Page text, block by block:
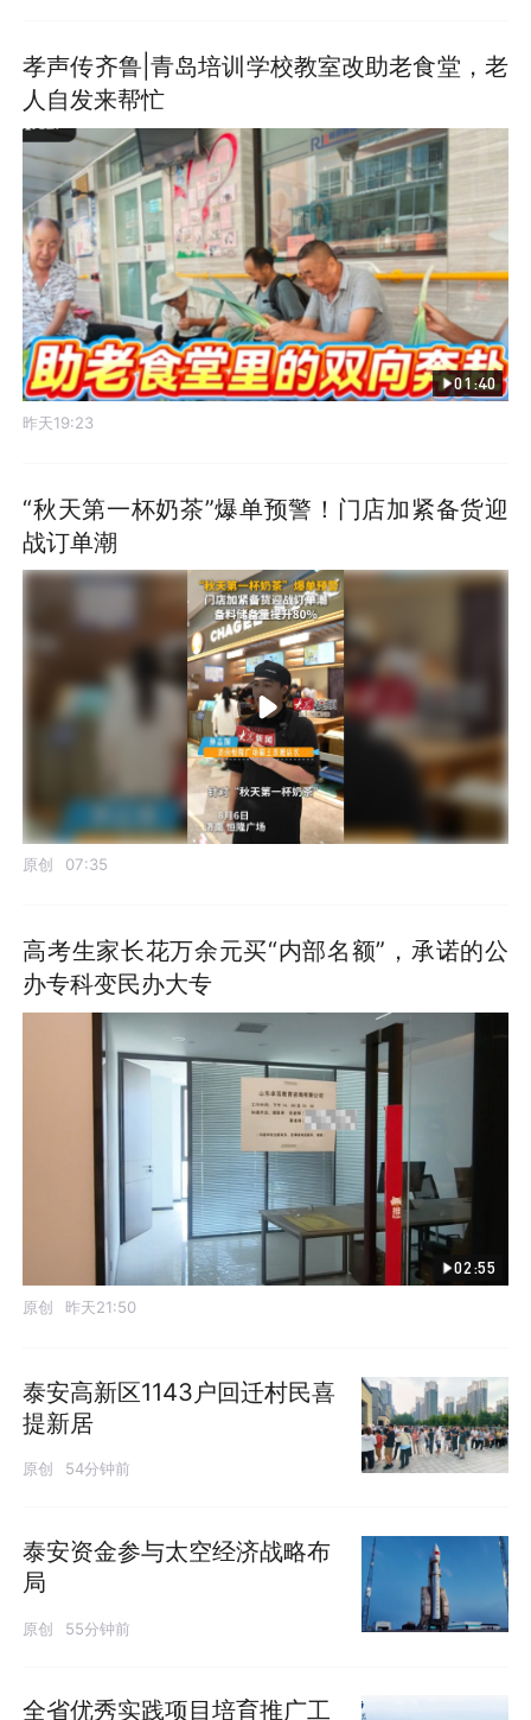
孝声传齐鲁|青岛培训学校教室改助老食堂，老
人自发来帮忙
01:40
昨天19:23
“秋天第一杯奶茶”爆单预警！门店加紧备货迎
战订单潮
原创 07:35
高考生家长花万余元买“内部名额”，承诺的公
办专科变民办大专
02:55
原创 昨天21:50
泰安高新区1143户回迁村民喜
提新居
原创 54分钟前
泰安资金参与太空经济战略布
局
原创 55分钟前
全省优秀实践项目培育推广工